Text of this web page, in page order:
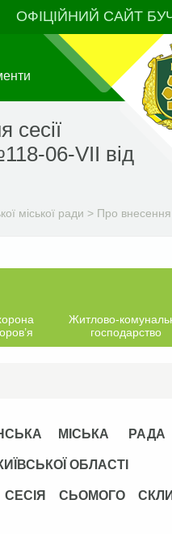
ОФІЦІЙНИЙ САЙТ
сесії
06-VIІ від
міської ради > Про внесення
Житлово-
господарство
МІСЬКА РАДА
ОБЛАСТІ
СЕСІЯ СЬОМОГО